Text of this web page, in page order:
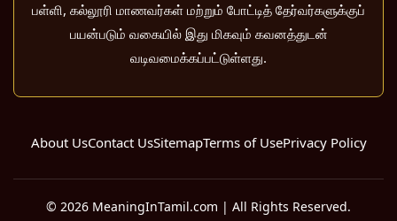
பள்ளி, கல்லூரி மாணவர்கள் மற்றும் போட்டித் தேர்வர்களுக்குப்
பயன்படும் வகையில் இது மிகவும் கவனத்துடன்
வடிவமைக்கப்பட்டுள்ளது.
About UsContact UsSitemapTerms of UsePrivacy Policy
© 2026 MeaningInTamil.com | All Rights Reserved.